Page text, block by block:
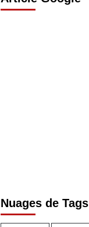
Nuages de Tags